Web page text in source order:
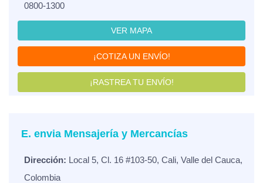
0800-1300
VER MAPA
¡COTIZA UN ENVÍO!
¡RASTREA TU ENVÍO!
E. envia Mensajería y Mercancías
Dirección: Local 5, Cl. 16 #103-50, Cali, Valle del Cauca,
Colombia